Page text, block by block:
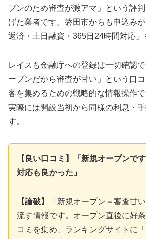
プンのため審査が激アマ」という評
げた業者です。磐田市からも申込み
返済・土日融資・365日24時間対応」
レイスも金融庁への登録は一切確認
ープンだから審査が甘い」という口
客を集めるための戦略的な情報操作で
実際には開設当初から同様の利息・
す。
【良い口コミ】「新規オープンで
対応も良かった」
【論破】
「新規オープン＝審査甘
流す情報です。オープン直後に好
コミを集め、ランキングサイトに「